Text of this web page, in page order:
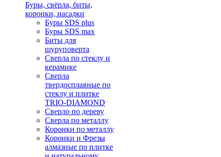
Буры, свёрла, биты,
коронки, насадки
Буры SDS plus
Буры SDS max
Биты для
шуруповерта
Сверла по стеклу и
керамике
Сверла
твердосплавные по
стеклу и плитке
TRIO-DIAMOND
Сверло по дереву
Сверла по металлу
Коронки по металлу
Коронки и Фрезы
алмазные по плитке